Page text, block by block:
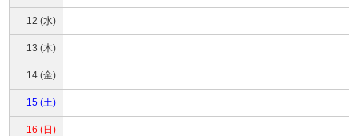
12 (水)
13 (木)
14 (金)
15 (土)
16 (日)